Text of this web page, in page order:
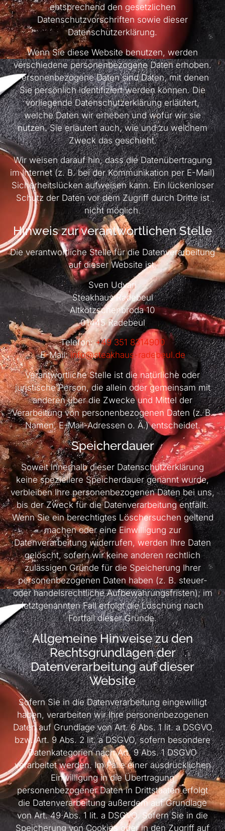
entsprechend den gesetzlichen
Datenschutzvorschriften sowie dieser
Datenschutzerklärung.
Wenn Sie diese Website benutzen, werden
verschiedene personenbezogene Daten erhoben.
Personenbezogene Daten sind Daten, mit denen
Sie persönlich identifiziert werden können. Die
vorliegende Datenschutzerklärung erläutert,
welche Daten wir erheben und wofür wir sie
nutzen. Sie erläutert auch, wie und zu welchem
Zweck das geschieht.
Wir weisen darauf hin, dass die Datenübertragung
im Internet (z. B. bei der Kommunikation per E-Mail)
Sicherheitslücken aufweisen kann. Ein lückenloser
Schutz der Daten vor dem Zugriff durch Dritte ist
nicht möglich.
Hinweis zur verantwortlichen Stelle
Die verantwortliche Stelle für die Datenverarbeitung
auf dieser Website ist:
Sven Udvari
Steakhaus Radebeul
Altkötzschenbroda 10
01445 Radebeul
Telefon:+49 351 8314900
E-Mail:info@steakhaus-radebeul.de
Verantwortliche Stelle ist die natürliche oder
juristische Person, die allein oder gemeinsam mit
anderen über die Zwecke und Mittel der
Verarbeitung von personenbezogenen Daten (z. B.
Namen, E-Mail-Adressen o. Ä.) entscheidet.
Speicherdauer
Soweit innerhalb dieser Datenschutzerklärung
keine speziellere Speicherdauer genannt wurde,
verbleiben Ihre personenbezogenen Daten bei uns,
bis der Zweck für die Datenverarbeitung entfällt.
Wenn Sie ein berechtigtes Löschersuchen geltend
machen oder eine Einwilligung zur
Datenverarbeitung widerrufen, werden Ihre Daten
gelöscht, sofern wir keine anderen rechtlich
zulässigen Gründe für die Speicherung Ihrer
personenbezogenen Daten haben (z. B. steuer-
oder handelsrechtliche Aufbewahrungsfristen); im
letztgenannten Fall erfolgt die Löschung nach
Fortfall dieser Gründe.
Allgemeine Hinweise zu den
Rechtsgrundlagen der
Datenverarbeitung auf dieser
Website
Sofern Sie in die Datenverarbeitung eingewilligt
haben, verarbeiten wir Ihre personenbezogenen
Daten auf Grundlage von Art. 6 Abs. 1 lit. a DSGVO
bzw. Art. 9 Abs. 2 lit. a DSGVO, sofern besondere
Datenkategorien nach Art. 9 Abs. 1 DSGVO
verarbeitet werden. Im Falle einer ausdrücklichen
Einwilligung in die Übertragung
personenbezogener Daten in Drittstaaten erfolgt
die Datenverarbeitung außerdem auf Grundlage
von Art. 49 Abs. 1 lit. a DSGVO. Sofern Sie in die
Speicherung von Cookies oder in den Zugriff auf